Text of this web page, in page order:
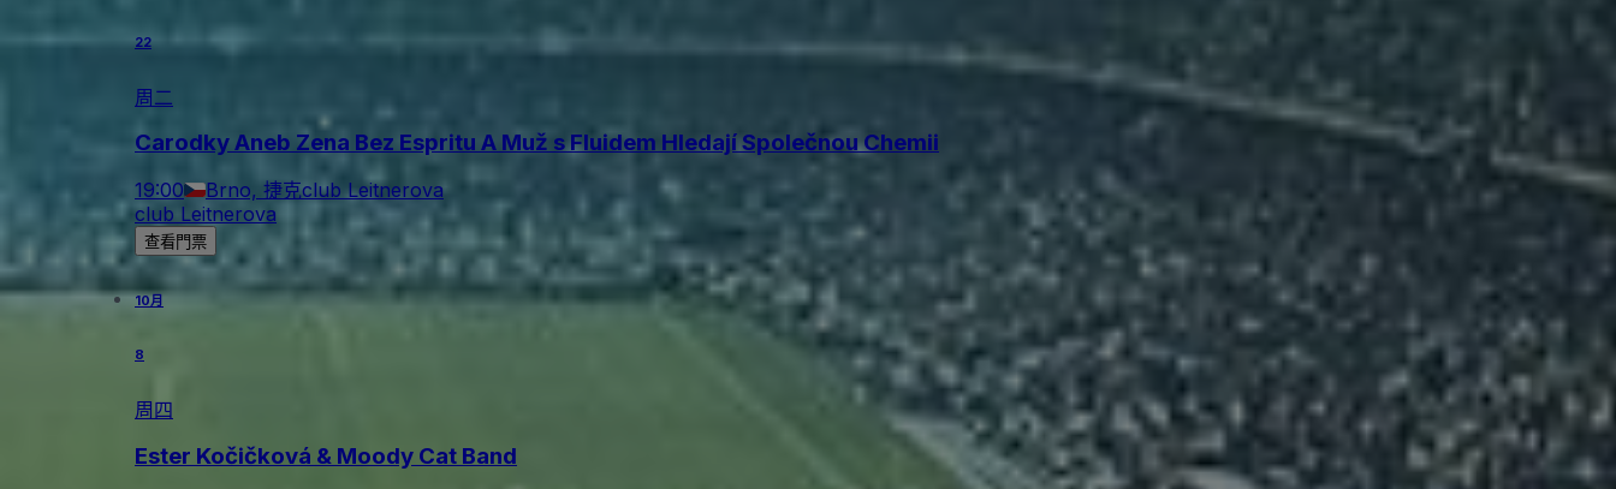
22
周二
Carodky Aneb Zena Bez Espritu A Muž s Fluidem Hledají Společnou Chemii
19:00 Brno, 捷克club Leitnerova
club Leitnerova
查看門票
10月
8
周四
Ester Kočičková & Moody Cat Band